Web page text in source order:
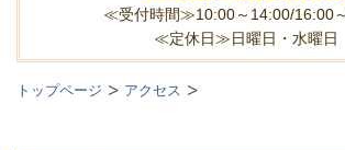
≪受付時間≫10:00～14:00/16:00
≪定休日≫日曜日・水曜日
トップページ アクセス